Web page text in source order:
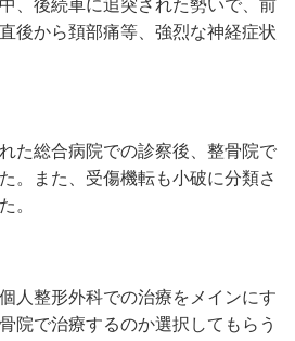
、後続車に追突された勢いで、前
後から頚部痛等、強烈な神経症状
た総合病院での診察後、整骨院で
。また、受傷機転も小破に分類さ
。
人整形外科での治療をメインにす
院で治療するのか選択してもらう